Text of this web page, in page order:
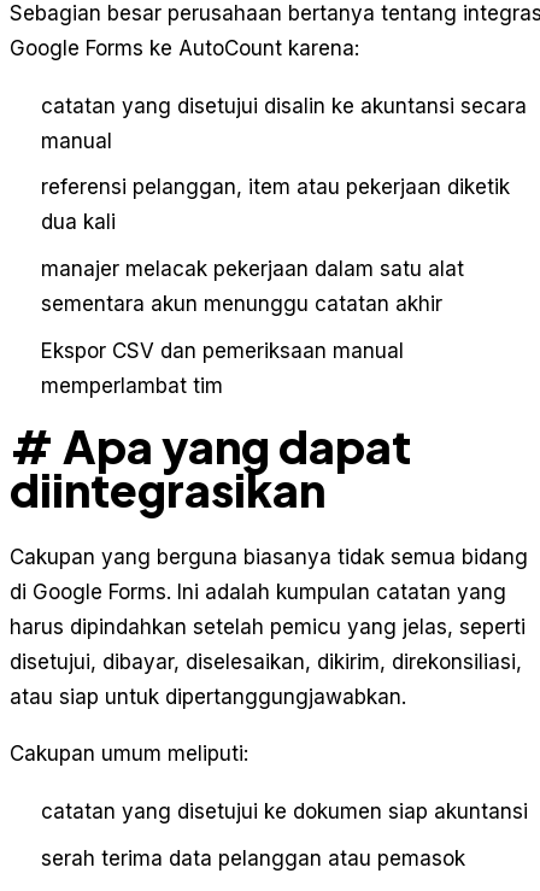
Sebagian besar perusahaan bertanya tentang
Google Forms ke AutoCount karena:
catatan yang disetujui disalin ke akuntansi secara
manual
referensi pelanggan, item atau pekerjaan diketik
dua kali
manajer melacak pekerjaan dalam satu alat
sementara akun menunggu catatan akhir
Ekspor CSV dan pemeriksaan manual
memperlambat tim
# Apa yang dapat
diintegrasikan
Cakupan yang berguna biasanya tidak semua bidang
di Google Forms. Ini adalah kumpulan catatan yang
harus dipindahkan setelah pemicu yang jelas, seperti
disetujui, dibayar, diselesaikan, dikirim, direkonsiliasi,
atau siap untuk dipertanggungjawabkan.
Cakupan umum meliputi:
catatan yang disetujui ke dokumen siap akuntansi
serah terima data pelanggan atau pemasok